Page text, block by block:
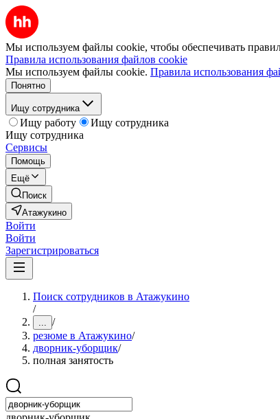
Мы используем файлы cookie, чтобы обеспечивать
Правила использования файлов cookie
Мы используем файлы cookie. Правила использования
Понятно
Ищу сотрудника
Ищу работу
Ищу сотрудника
Ищу сотрудника
Сервисы
Помощь
Ещё
Поиск
Атажукино
Войти
Войти
Зарегистрироваться
Поиск сотрудников в Атажукино
/
... /
резюме в Атажукино/
дворник-уборщик/
полная занятость